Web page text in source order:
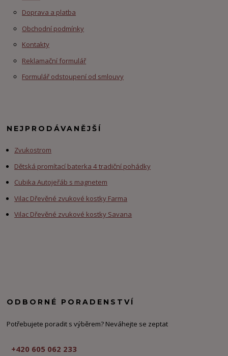
Doprava a platba
Obchodní podmínky
Kontakty
Reklamační formulář
Formulář odstoupení od smlouvy
NEJPRODÁVANĚJŠÍ
Zvukostrom
Dětská promítací baterka 4 tradiční pohádky
Cubika Autojeřáb s magnetem
Vilac Dřevěné zvukové kostky Farma
Vilac Dřevěné zvukové kostky Savana
ODBORNÉ PORADENSTVÍ
Potřebujete poradit s výběrem? Neváhejte se zeptat
+420 605 062 233